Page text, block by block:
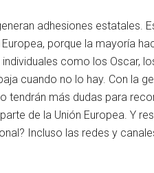
adhesiones estatales.
porque la mayoría
como los Oscar,
cuando no lo hay. Con la
tendrán más dudas para
de la Unión Europea. Y
Incluso las redes y